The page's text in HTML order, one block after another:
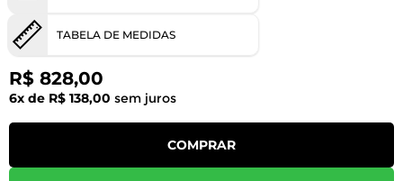
TABELA DE MEDIDAS
R$ 828,00
6x de R$ 138,00 sem juros
COMPRAR